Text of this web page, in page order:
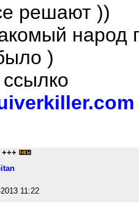
решают ))
народ
)
+++
11:22